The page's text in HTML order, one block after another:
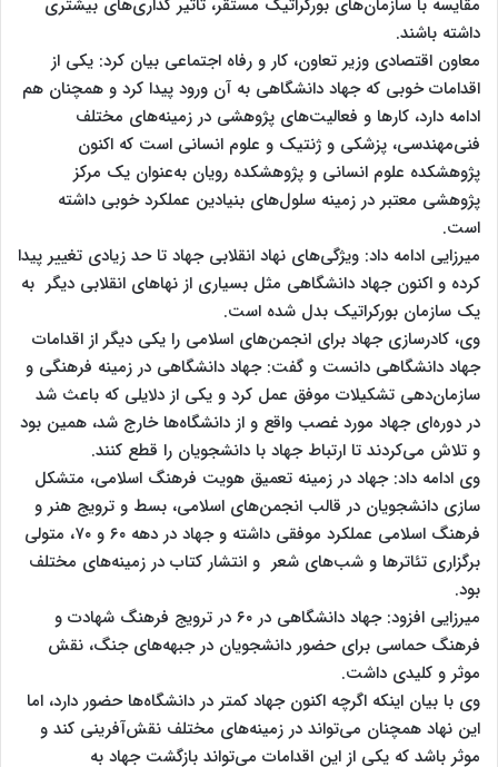
مقایسه با سازمان‌های بورکراتیک مستقر، تاثیر گذاری‌های بیشتری
داشته باشند.
معاون اقتصادی وزیر تعاون، کار و رفاه اجتماعی بیان کرد: یکی از
اقدامات خوبی که جهاد دانشگاهی به آن ورود پیدا کرد و همچنان هم
ادامه دارد، کارها و فعالیت‌های پژوهشی در زمینه‌های مختلف
فنی‌مهندسی، پزشکی و ژنتیک و علوم انسانی است که اکنون
پژوهشکده علوم انسانی و پژوهشکده رویان به‌عنوان یک مرکز
پژوهشی معتبر در زمینه سلول‌های بنیادین عملکرد خوبی داشته
است.
میرزایی ادامه داد: ویژگی‌های نهاد انقلابی جهاد تا حد زیادی تغییر پیدا
کرده و اکنون جهاد دانشگاهی مثل بسیاری از نهاهای انقلابی دیگر به
یک سازمان بورکراتیک بدل شده‌ است.
وی، کادرسازی جهاد برای انجمن‌های اسلامی را یکی دیگر از اقدامات
جهاد دانشگاهی دانست و گفت: جهاد دانشگاهی در زمینه فرهنگی و
سازمان‌دهی تشکیلات موفق عمل کرد و یکی از دلایلی که باعث شد
در دوره‌ای جهاد مورد غصب واقع و از دانشگاه‌‍‌ها خارج شد، همین بود
و تلاش می‌کردند تا ارتباط جهاد با دانشجویان را قطع کنند.
وی ادامه داد: جهاد در زمینه تعمیق هویت فرهنگ اسلامی، متشکل
سازی دانشجویان در قالب انجمن‌های اسلامی، بسط و ترویج هنر و
فرهنگ اسلامی عملکرد موفقی داشته و جهاد در دهه ۶۰ و ۷۰، متولی
برگزاری تئاترها و شب‎‌های شعر و انتشار کتاب در زمینه‌های مختلف
بود.
میرزایی افزود: جهاد دانشگاهی در ۶۰ در ترویج فرهنگ شهادت و
فرهنگ حماسی برای حضور دانشجویان در جبهه‌های جنگ، نقش
موثر و کلیدی داشت.
وی با بیان اینکه اگرچه اکنون جهاد کمتر در دانشگاه‌ها حضور دارد، اما
این نهاد همچنان می‌تواند در زمینه‌های مختلف نقش‌آفرینی کند و
موثر باشد که یکی از این اقدامات می‌تواند بازگشت جهاد به